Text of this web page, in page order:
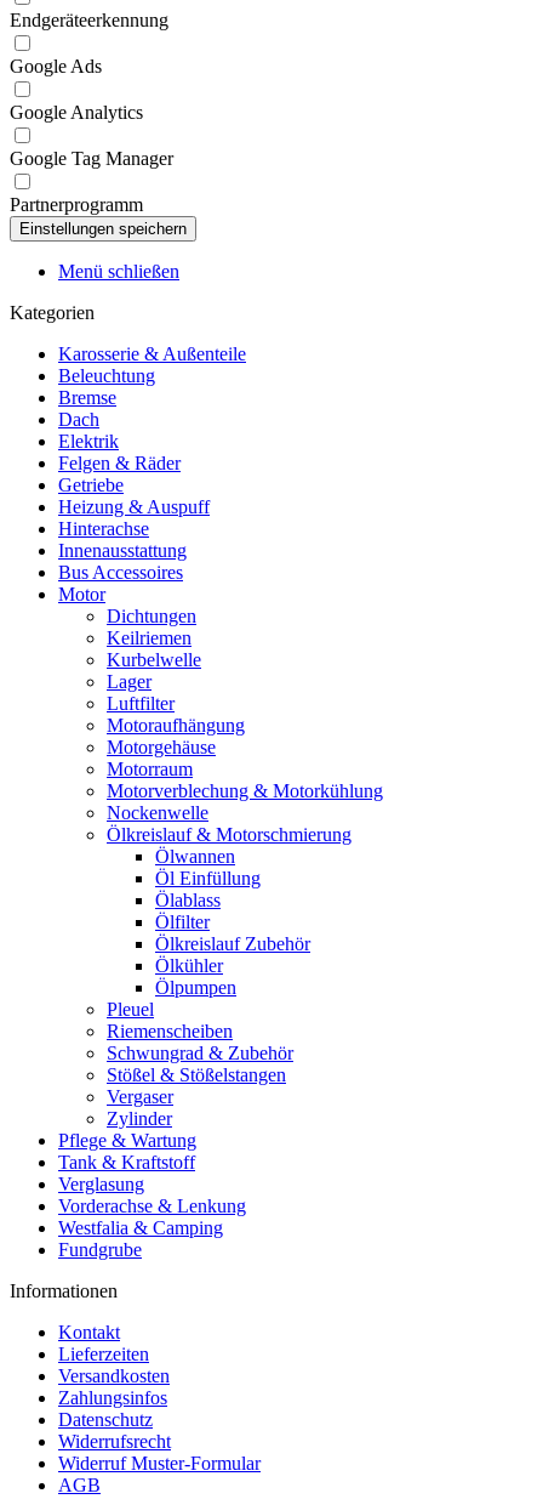
Endgeräteerkennung
Google Ads
Google Analytics
Google Tag Manager
Partnerprogramm
Menü schließen
Kategorien
Karosserie & Außenteile
Beleuchtung
Bremse
Dach
Elektrik
Felgen & Räder
Getriebe
Heizung & Auspuff
Hinterachse
Innenausstattung
Bus Accessoires
Motor
Dichtungen
Keilriemen
Kurbelwelle
Lager
Luftfilter
Motoraufhängung
Motorgehäuse
Motorraum
Motorverblechung & Motorkühlung
Nockenwelle
Ölkreislauf & Motorschmierung
Ölwannen
Öl Einfüllung
Ölablass
Ölfilter
Ölkreislauf Zubehör
Ölkühler
Ölpumpen
Pleuel
Riemenscheiben
Schwungrad & Zubehör
Stößel & Stößelstangen
Vergaser
Zylinder
Pflege & Wartung
Tank & Kraftstoff
Verglasung
Vorderachse & Lenkung
Westfalia & Camping
Fundgrube
Informationen
Kontakt
Lieferzeiten
Versandkosten
Zahlungsinfos
Datenschutz
Widerrufsrecht
Widerruf Muster-Formular
AGB